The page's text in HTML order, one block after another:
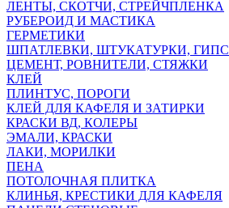
ЛЕНТЫ, СКОТЧИ, СТРЕЙЧПЛЕНКА
РУБЕРОИД И МАСТИКА
ГЕРМЕТИКИ
ШПАТЛЕВКИ, ШТУКАТУРКИ, ГИПС
ЦЕМЕНТ, РОВНИТЕЛИ, СТЯЖКИ
КЛЕЙ
ПЛИНТУС, ПОРОГИ
КЛЕЙ ДЛЯ КАФЕЛЯ И ЗАТИРКИ
КРАСКИ ВД, КОЛЕРЫ
ЭМАЛИ, КРАСКИ
ЛАКИ, МОРИЛКИ
ПЕНА
ПОТОЛОЧНАЯ ПЛИТКА
КЛИНЬЯ, КРЕСТИКИ ДЛЯ КАФЕЛЯ